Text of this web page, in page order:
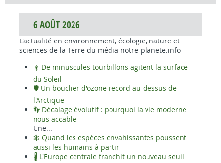
6 AOÛT 2026
L'actualité en environnement, écologie, nature et
sciences de la Terre du média notre-planete.info
☀️ De minuscules tourbillons agitent la surface
du Soleil
🛡️ Un bouclier d'ozone record au-dessus de
l'Arctique
👣 Décalage évolutif : pourquoi la vie moderne
nous accable
Une...
🐜 Quand les espèces envahissantes poussent
aussi les humains à partir
🌡️ L'Europe centrale franchit un nouveau seuil